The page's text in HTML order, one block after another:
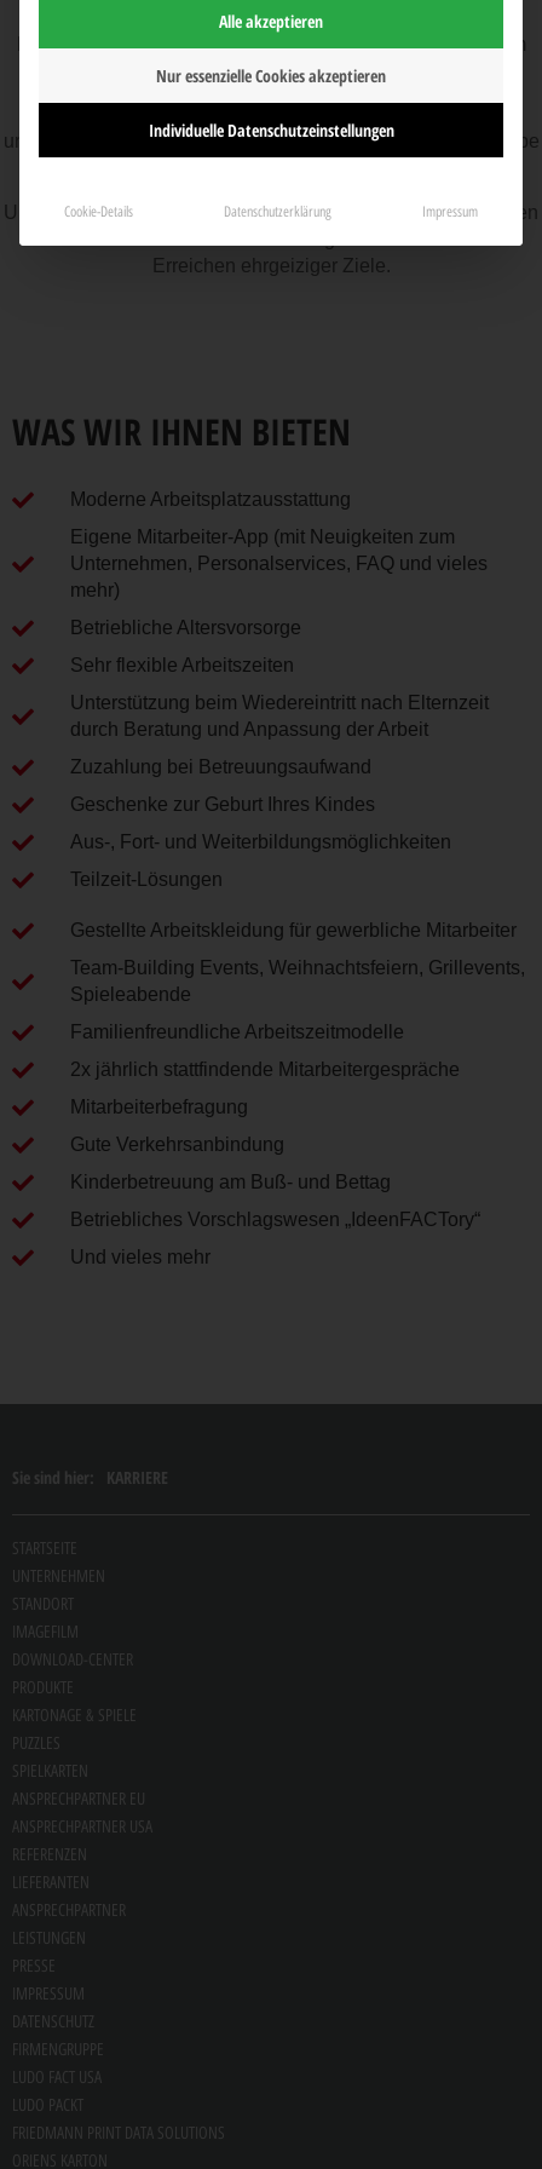
Ludo Fact ist ein dynamisches Unternehmen mit modernem
Profil und langjähriger Tradition.
unsere Grenzen ständig neu zu definieren und neue Maßstäbe
Unsere kurzen Entscheidungswege sowie flachen Hierarchien
Erreichen ehrgeiziger Ziele.
WAS WIR IHNEN BIETEN
Moderne Arbeitsplatzausstattung
Eigene Mitarbeiter-App (mit Neuigkeiten zum
Unternehmen, Personalservices, FAQ und vieles
mehr)
Betriebliche Altersvorsorge
Sehr flexible Arbeitszeiten
Unterstützung beim Wiedereintritt nach Elternzeit
durch Beratung und Anpassung der Arbeit
Zuzahlung bei Betreuungsaufwand
Geschenke zur Geburt Ihres Kindes
Aus-, Fort- und Weiterbildungsmöglichkeiten
Teilzeit-Lösungen
Gestellte Arbeitskleidung für gewerbliche Mitarbeiter
Team-Building Events, Weihnachtsfeiern, Grillevents,
Spieleabende
Familienfreundliche Arbeitszeitmodelle
2x jährlich stattfindende Mitarbeitergespräche
Mitarbeiterbefragung
Gute Verkehrsanbindung
Kinderbetreuung am Buß- und Bettag
Betriebliches Vorschlagswesen „IdeenFACTory“
Und vieles mehr
Sie sind hier: KARRIERE
STARTSEITE
UNTERNEHMEN
STANDORT
IMAGEFILM
DOWNLOAD-CENTER
PRODUKTE
KARTONAGE & SPIELE
PUZZLES
SPIELKARTEN
ANSPRECHPARTNER EU
ANSPRECHPARTNER USA
REFERENZEN
LIEFERANTEN
ANSPRECHPARTNER
LEISTUNGEN
PRESSE
IMPRESSUM
DATENSCHUTZ
FIRMENGRUPPE
LUDO FACT USA
LUDO PACKT
FRIEDMANN PRINT DATA SOLUTIONS
ORIENS KARTON
Alle akzeptieren
Nur essenzielle Cookies akzeptieren
Individuelle Datenschutzeinstellungen
Cookie-Details Datenschutzerklärung Impressum